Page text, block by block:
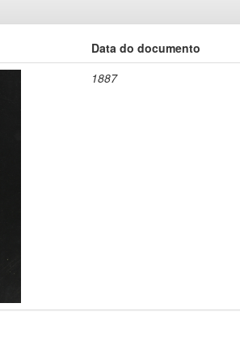
Data do documento
1887